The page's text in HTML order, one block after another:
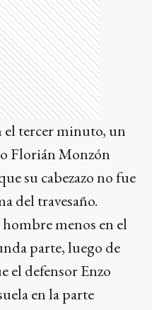
el tercer minuto, un
Florián Monzón
su cabezazo no fue
del travesaño.
menos en el
parte, luego de
el defensor Enzo
en la parte